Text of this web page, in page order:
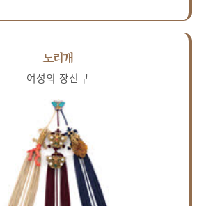
노리개
여성의 장신구